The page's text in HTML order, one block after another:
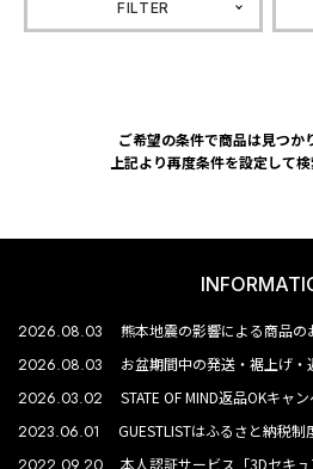
FILTER
ご希望の条件で商品は見つか
上記より再度条件を設定して検
2026.08.03 熊本地震の影響による商品の
2026.08.03 お盆期間中の発送・裾上げ・
2026.03.02 STATE OF MIND返品OKキャ
2023.06.01 GUESTLISTはふるさと納税制
本人認証サービス「3Dセキ